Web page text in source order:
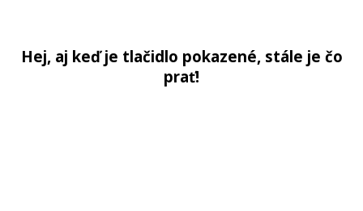
Hej, aj keď je tlačidlo pokazené, stále je čo
prať!